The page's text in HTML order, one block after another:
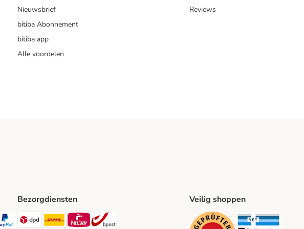
Nieuwsbrief
bitiba Abonnement
bitiba app
Alle voordelen
Reviews
MethodMethod
Payment Method
Bezorgdiensten
Dpd Shipping Method
DHL Shipping Method
Mondial Relay Shipping Method
Veilig shoppen
Security